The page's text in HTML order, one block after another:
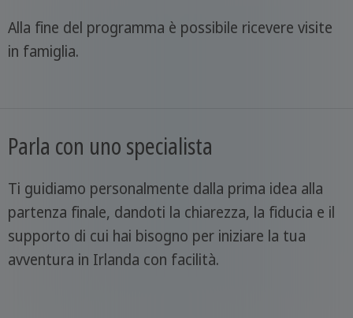
Alla fine del programma è possibile ricevere visite
in famiglia.
Parla con uno specialista
Ti guidiamo personalmente dalla prima idea alla
partenza finale, dandoti la chiarezza, la fiducia e il
supporto di cui hai bisogno per iniziare la tua
avventura in Irlanda con facilità.